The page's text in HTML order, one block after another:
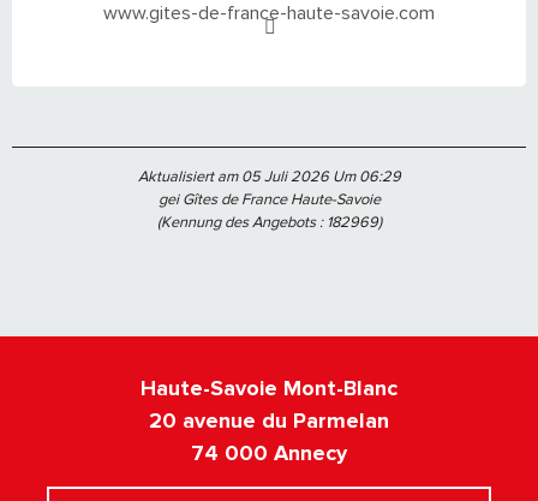
www.gites-de-france-haute-savoie.com
Aktualisiert am 05 Juli 2026 Um 06:29
gei Gîtes de France Haute-Savoie
(Kennung des Angebots : 182969)
Haute-Savoie Mont-Blanc
20 avenue du Parmelan
74 000 Annecy